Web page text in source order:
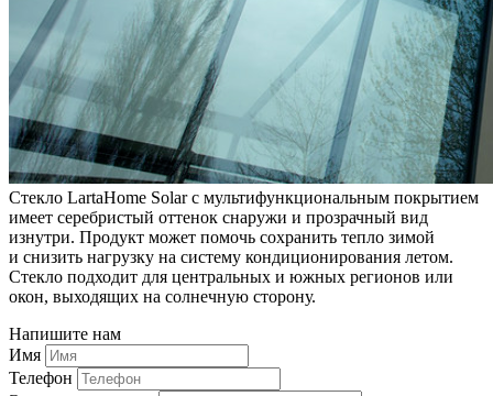
Стекло LartaHome Solar с мультифункциональным покрытием
имеет серебристый оттенок снаружи и прозрачный вид
изнутри. Продукт может помочь сохранить тепло зимой
и снизить нагрузку на систему кондиционирования летом.
Стекло подходит для центральных и южных регионов или
окон, выходящих на солнечную сторону.
Напишите нам
Имя
Телефон